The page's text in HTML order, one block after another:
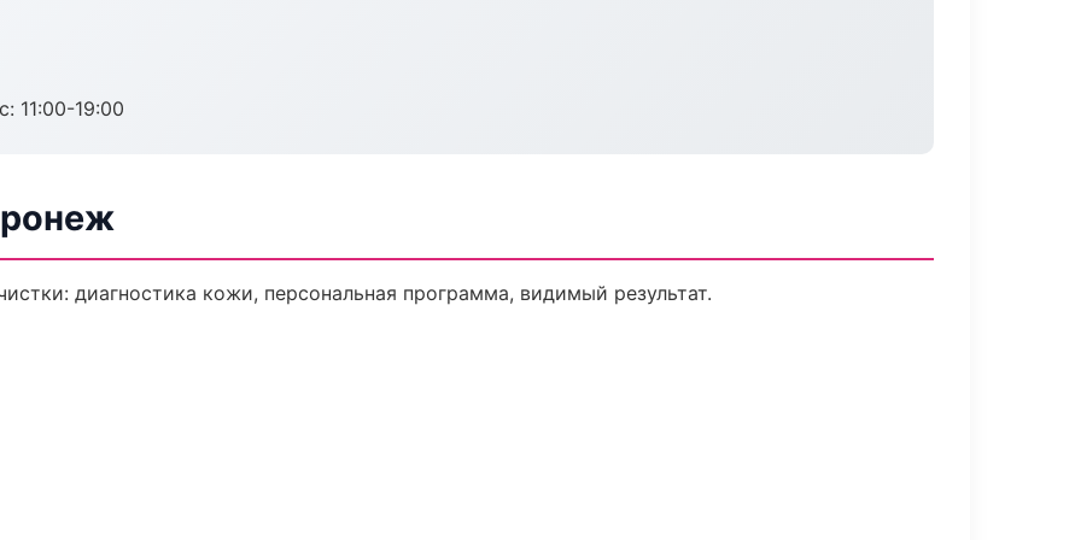
11:00-19:00
диагностика кожи, персональная программа, видимый результат.